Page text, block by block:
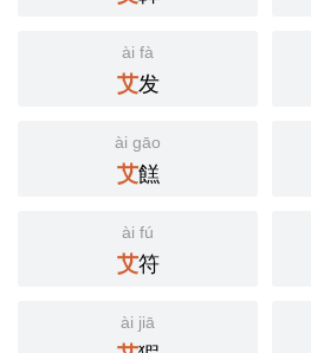
ài fà
艾发
ài gāo
艾餻
ài fú
艾符
ài jiā